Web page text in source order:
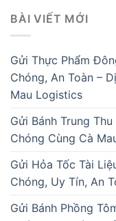
BÀI VIẾT MỚI
Gửi Thực Phẩm
Chóng, An Toàn –
Mau Logistics
Gửi Bánh Trung
Chóng Cùng Cà
Gửi Hỏa Tốc Tài
Chóng, Uy Tín, An
Gửi Bánh Phồng